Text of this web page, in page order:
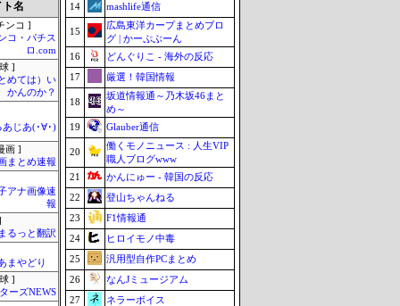
ト名
ンコ ]
コ・パチス
ロ.com
]
めては）い
かんのか？
あじあ(･∀･)
画 ]
まとめ速報
アナ画像速
報
るっと翻訳
まやどり
]
ーズNEWS
14 mashlife通信
15
広島東洋カープまとめブロ
グ | かーぷぶーん
16
どんぐりこ - 海外の反応
17
厳選！韓国情報
18
坂道情報通～乃木坂46まと
め～
19
Glauber通信
20
働くモノニュース : 人生VIP
職人ブログwww
21
かんにゅー - 韓国の反応
22
登山ちゃんねる
23
F1情報通
24
ヒロイモノ中毒
25
汎用型自作PCまとめ
26
なんJミュージアム
27
ネラーボイス